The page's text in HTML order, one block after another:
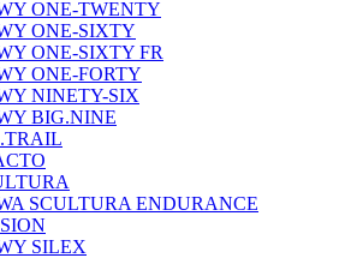
ONE-TWENTY
ONE-SIXTY
ONE-SIXTY FR
ONE-FORTY
NINETY-SIX
BIG.NINE
SCULTURA ENDURANCE
SILEX